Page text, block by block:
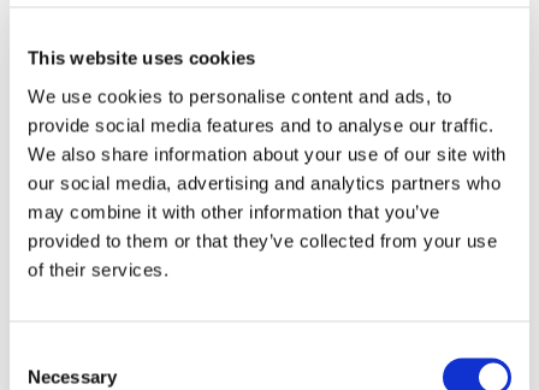
This website uses cookies
We use cookies to personalise content and ads, to
provide social media features and to analyse our traffic.
We also share information about your use of our site with
our social media, advertising and analytics partners who
may combine it with other information that you’ve
provided to them or that they’ve collected from your use
of their services.
Selection
Necessary